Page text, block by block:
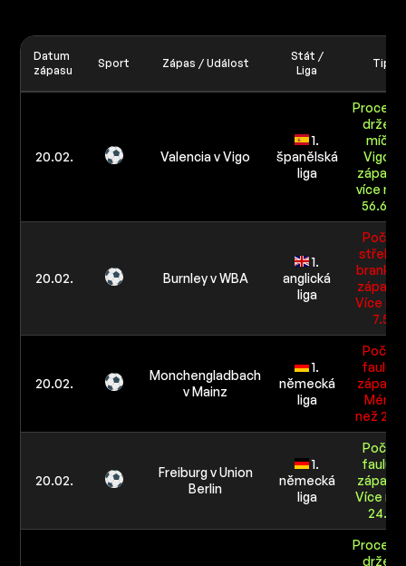
Datum
zápasu
Sport Zápas / Událost
Stát /
Liga
Tip
20.02. Valencia v Vigo
1.
španělská
liga
držení
míče
Vigo v
zápasu:
více než
56.6%
20.02. Burnley v WBA
1.
anglická
liga
Počet
střel na
branku v
zápasu:
Více
7.5
20.02.
Monchengladbach
v Mainz
1.
německá
liga
Počet
faulů v
zápasu:
Méně
než
20.02.
Freiburg v Union
Berlin
1.
německá
liga
Počet
faulů v
zápasu:
Více
24.5
držení